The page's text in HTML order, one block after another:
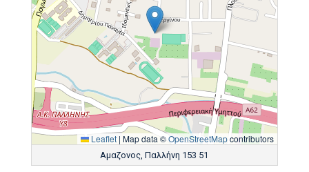
Leaflet | Map data ©OpenStreetMapcontributors
Αμαζονoς, Παλλήνη 153 51